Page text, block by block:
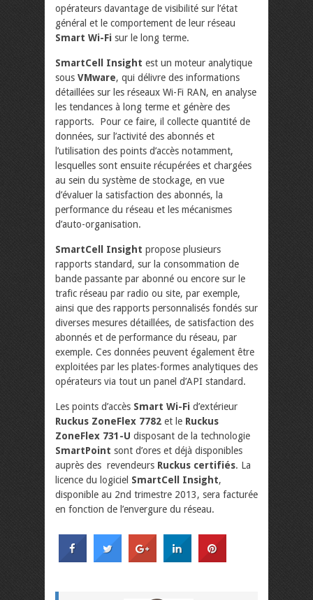
opérateurs davantage de visibilité sur l’état
général et le comportement de leur réseau
Smart Wi-Fi sur le long terme.
SmartCell Insight est un moteur analytique
sous VMware, qui délivre des informations
détaillées sur les réseaux Wi-Fi RAN, en analyse
les tendances à long terme et génère des
rapports. Pour ce faire, il collecte quantité de
données, sur l’activité des abonnés et
l’utilisation des points d’accès notamment,
lesquelles sont ensuite récupérées et chargées
au sein du système de stockage, en vue
d’évaluer la satisfaction des abonnés, la
performance du réseau et les mécanismes
d’auto-organisation.
SmartCell Insight propose plusieurs
rapports standard, sur la consommation de
bande passante par abonné ou encore sur le
trafic réseau par radio ou site, par exemple,
ainsi que des rapports personnalisés fondés sur
diverses mesures détaillées, de satisfaction des
abonnés et de performance du réseau, par
exemple. Ces données peuvent également être
exploitées par les plates-formes analytiques des
opérateurs via tout un panel d’API standard.
Les points d’accès Smart Wi-Fi d’extérieur
Ruckus ZoneFlex 7782 et le Ruckus
ZoneFlex 731-U disposant de la technologie
SmartPoint sont d’ores et déjà disponibles
auprès des revendeurs Ruckus certifiés. La
licence du logiciel SmartCell Insight,
disponible au 2nd trimestre 2013, sera facturée
en fonction de l’envergure du réseau.